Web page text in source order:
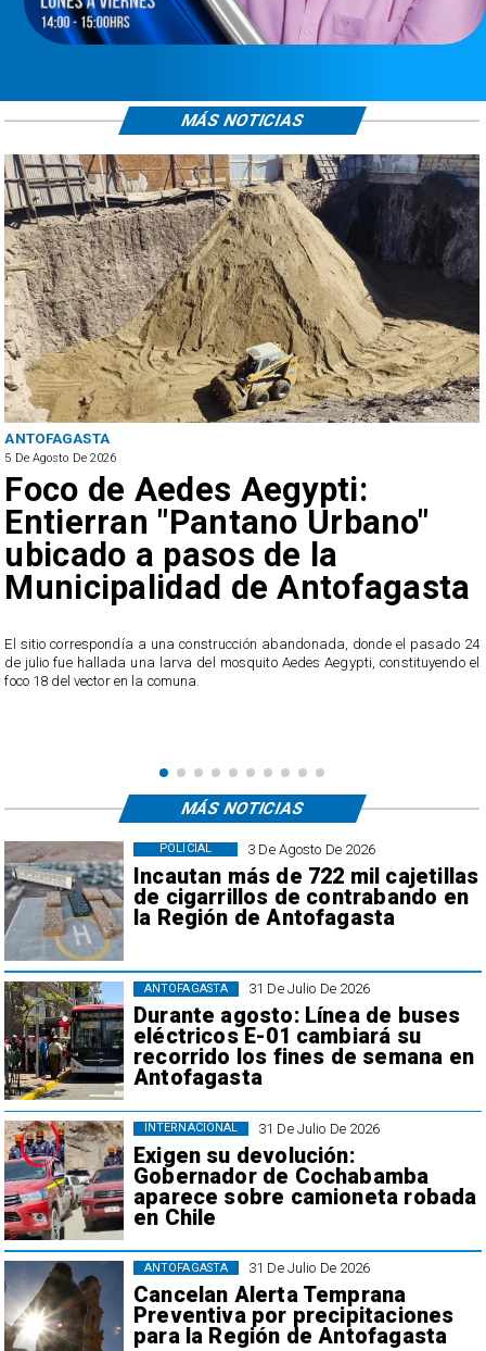
ANTOFAGASTA
5 De Agosto De 2026
Foco de Aedes Aegypti:
Entierran "Pantano Urbano"
ubicado a pasos de la
Municipalidad de Antofagasta
El sitio correspondía a una construcción abandonada, donde el pasado 24
de julio fue hallada una larva del mosquito Aedes Aegypti, constituyendo el
foco 18 del vector en la comuna.
MÁS NOTICIAS
3 De Agosto De 2026
Incautan más de 722 mil cajetillas
de cigarrillos de contrabando en
la Región de Antofagasta
POLICIAL
31 De Julio De 2026
Durante agosto: Línea de buses
eléctricos E-01 cambiará su
recorrido los fines de semana en
Antofagasta
ANTOFAGASTA
31 De Julio De 2026
Exigen su devolución:
Gobernador de Cochabamba
aparece sobre camioneta robada
en Chile
INTERNACIONAL
31 De Julio De 2026
Cancelan Alerta Temprana
Preventiva por precipitaciones
para la Región de Antofagasta
ANTOFAGASTA
MÁS NOTICIAS